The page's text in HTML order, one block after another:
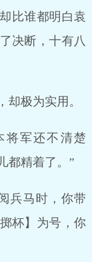
比谁都明白袁
决断，十有八
却极为实用。
将军还不清楚
都精着了。”
兵马时，你带
杯】为号，你